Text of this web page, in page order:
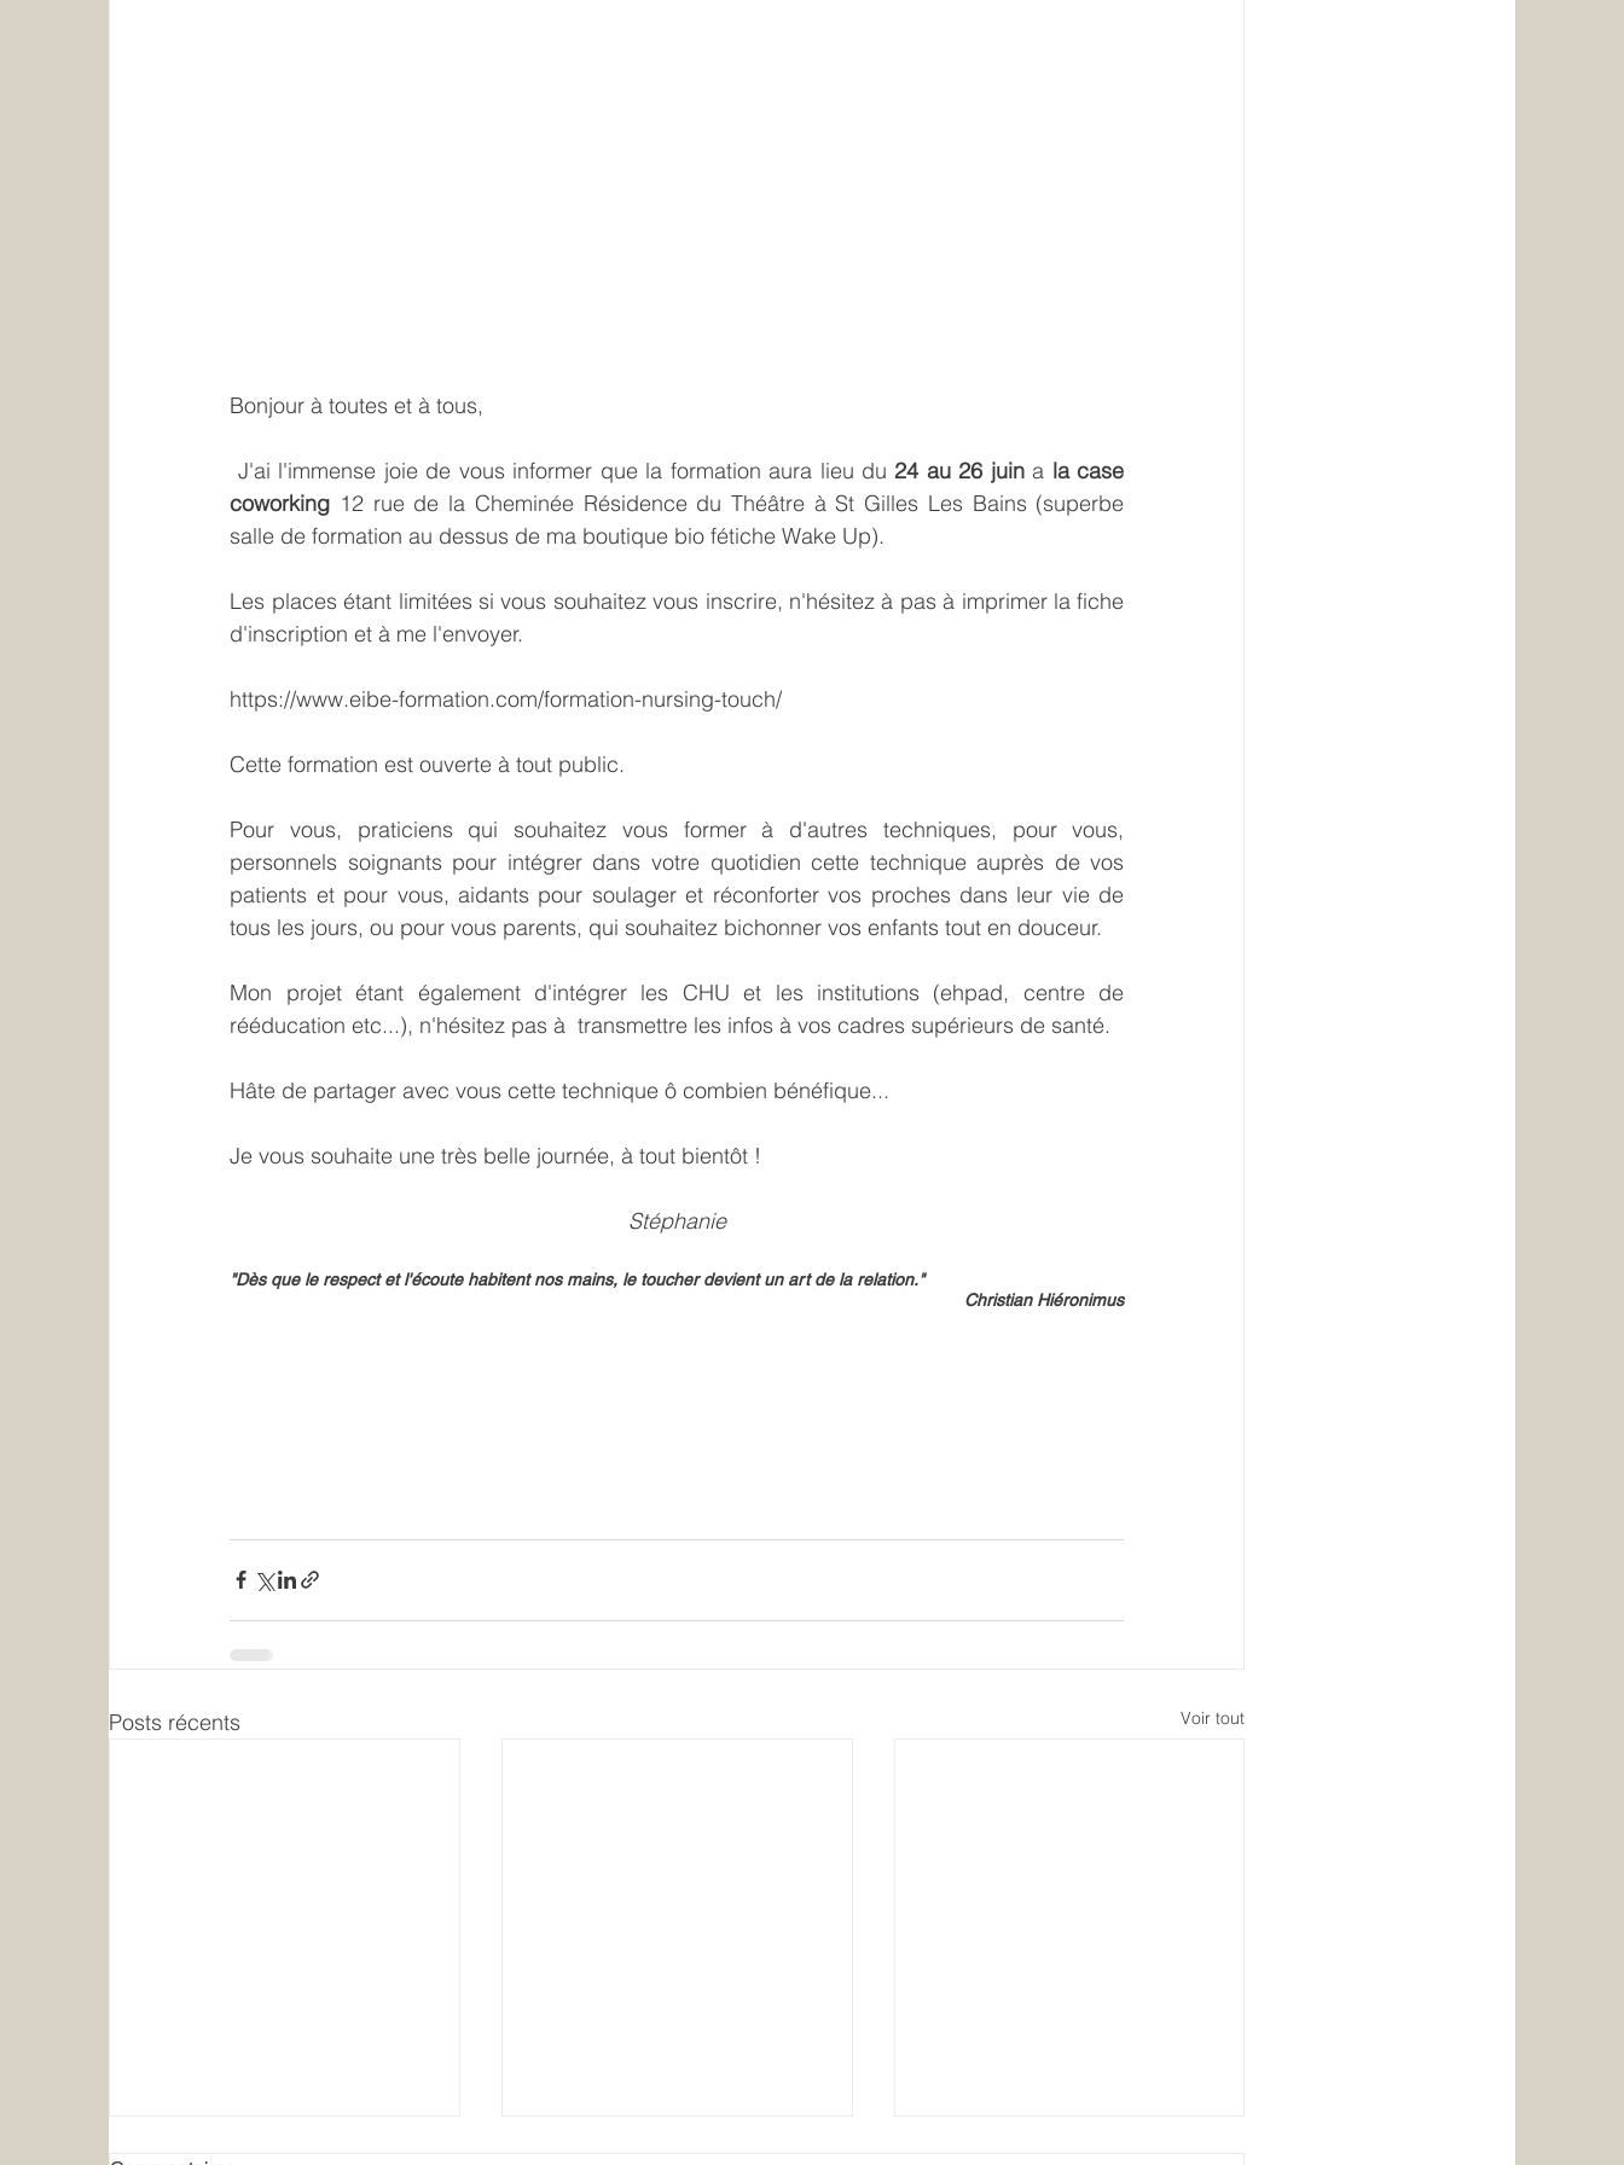
Bonjour à toutes et à tous,
J'ai l'immense joie de vous informer que la formation aura lieu du 24 au 26 juin a la case
coworking 12 rue de la Cheminée Résidence du Théâtre à St Gilles Les Bains (superbe
salle de formation au dessus de ma boutique bio fétiche Wake Up).
Les places étant limitées si vous souhaitez vous inscrire, n'hésitez à pas à imprimer la fiche
d'inscription et à me l'envoyer.
https://www.eibe-formation.com/formation-nursing-touch/
Cette formation est ouverte à tout public.
Pour vous, praticiens qui souhaitez vous former à d'autres techniques, pour vous,
personnels soignants pour intégrer dans votre quotidien cette technique auprès de vos
patients et pour vous, aidants pour soulager et réconforter vos proches dans leur vie de
tous les jours, ou pour vous parents, qui souhaitez bichonner vos enfants tout en douceur.
Mon projet étant également d'intégrer les CHU et les institutions (ehpad, centre de
rééducation etc...), n'hésitez pas à  transmettre les infos à vos cadres supérieurs de santé.
Hâte de partager avec vous cette technique ô combien bénéfique...
Je vous souhaite une très belle journée, à tout bientôt !
Stéphanie
"Dès que le respect et l'écoute habitent nos mains, le toucher devient un art de la relation."
Christian Hiéronimus
Posts récents Voir tout
Et si je reprenais soin de